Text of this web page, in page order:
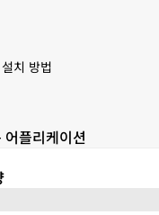
치 방법
플리케이션